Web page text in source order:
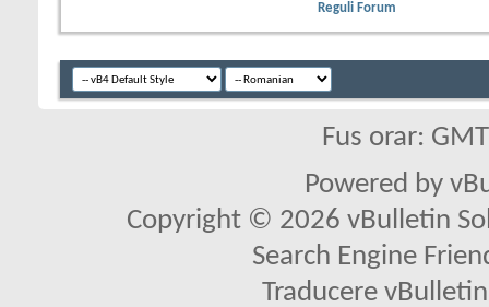
Reguli Forum
Fus orar:
Powered by
Copyright © 2026 vBulletin
Search Engine
Traducere